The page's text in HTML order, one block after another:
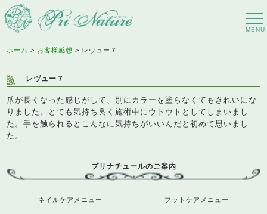
ホーム お客様感想 レヴュー７
レヴュー７
爪が長くなった感じがして、別にカラーを塗らなくてもきれいにな
りました。とても気持ち良く施術中にウトウトとしてしまいまし
た。手を触られるとこんなに気持ちがいいんだと初めて思いまし
た。
プリナチュールのご案内
ネイルケアメニュー フットケアメニュー